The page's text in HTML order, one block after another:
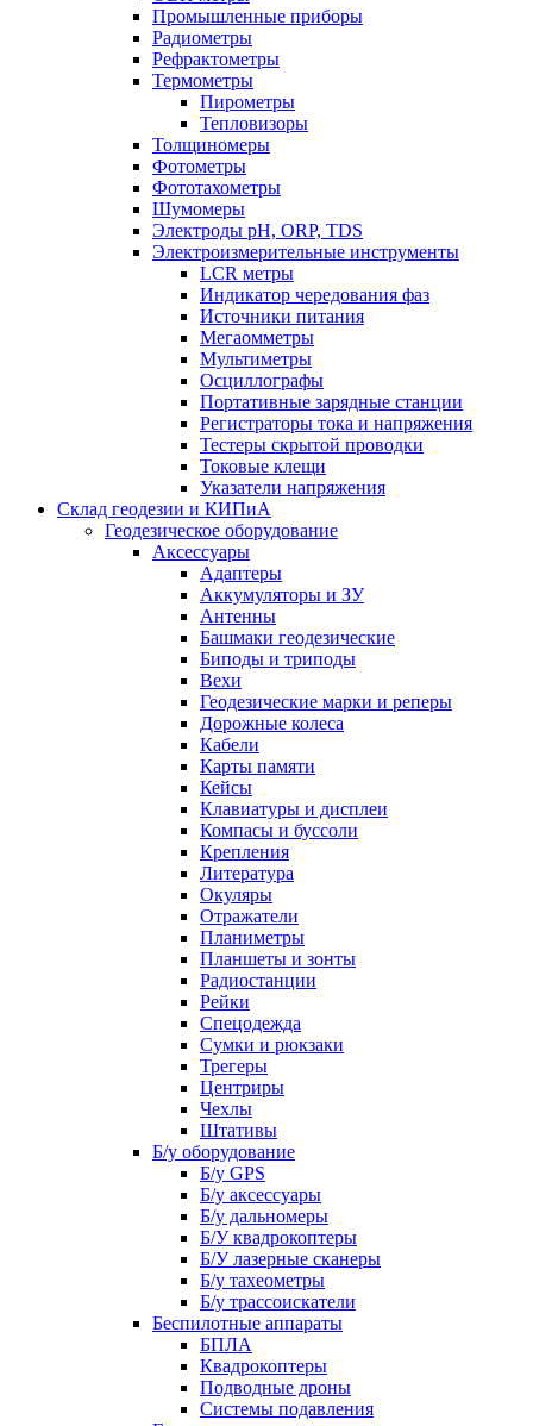
Промышленные приборы
Радиометры
Рефрактометры
Термометры
Пирометры
Тепловизоры
Толщиномеры
Фотометры
Фототахометры
Шумомеры
Электроды pH, ORP, TDS
Электроизмерительные инструменты
LCR метры
Индикатор чередования фаз
Источники питания
Мегаомметры
Мультиметры
Осциллографы
Портативные зарядные станции
Регистраторы тока и напряжения
Тестеры скрытой проводки
Токовые клещи
Указатели напряжения
Склад геодезии и КИПиА
Геодезическое оборудование
Аксессуары
Адаптеры
Аккумуляторы и ЗУ
Антенны
Башмаки геодезические
Биподы и триподы
Вехи
Геодезические марки и реперы
Дорожные колеса
Кабели
Карты памяти
Кейсы
Клавиатуры и дисплеи
Компасы и буссоли
Крепления
Литература
Окуляры
Отражатели
Планиметры
Планшеты и зонты
Радиостанции
Рейки
Спецодежда
Сумки и рюкзаки
Трегеры
Центриры
Чехлы
Штативы
Б/у оборудование
Б/у GPS
Б/у аксессуары
Б/у дальномеры
Б/У квадрокоптеры
Б/У лазерные сканеры
Б/у тахеометры
Б/у трассоискатели
Беспилотные аппараты
БПЛА
Квадрокоптеры
Подводные дроны
Системы подавления